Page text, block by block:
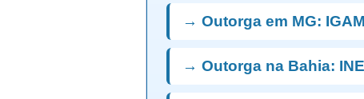
→ Outorga em MG:
→ Outorga na Bahia: